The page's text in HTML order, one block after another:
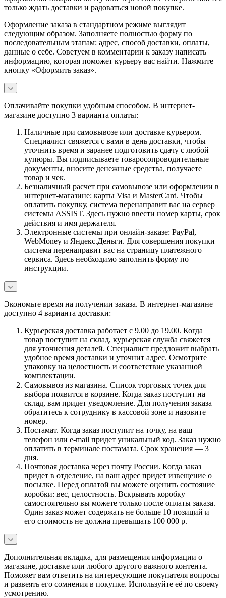
только ждать доставки и радоваться новой покупке.
Оформление заказа в стандартном режиме выглядит
следующим образом. Заполняете полностью форму по
последовательным этапам: адрес, способ доставки, оплаты,
данные о себе. Советуем в комментарии к заказу написать
информацию, которая поможет курьеру вас найти. Нажмите
кнопку «Оформить заказ».
Оплачивайте покупки удобным способом. В интернет-
магазине доступно 3 варианта оплаты:
Наличные при самовывозе или доставке курьером.
Специалист свяжется с вами в день доставки, чтобы
уточнить время и заранее подготовить сдачу с любой
купюры. Вы подписываете товаросопроводительные
документы, вносите денежные средства, получаете
товар и чек.
Безналичный расчет при самовывозе или оформлении в
интернет-магазине: карты Visa и MasterCard. Чтобы
оплатить покупку, система перенаправит вас на сервер
системы ASSIST. Здесь нужно ввести номер карты, срок
действия и имя держателя.
Электронные системы при онлайн-заказе: PayPal,
WebMoney и Яндекс.Деньги. Для совершения покупки
система перенаправит вас на страницу платежного
сервиса. Здесь необходимо заполнить форму по
инструкции.
Экономьте время на получении заказа. В интернет-магазине
доступно 4 варианта доставки:
Курьерская доставка работает с 9.00 до 19.00. Когда
товар поступит на склад, курьерская служба свяжется
для уточнения деталей. Специалист предложит выбрать
удобное время доставки и уточнит адрес. Осмотрите
упаковку на целостность и соответствие указанной
комплектации.
Самовывоз из магазина. Список торговых точек для
выбора появится в корзине. Когда заказ поступит на
склад, вам придет уведомление. Для получения заказа
обратитесь к сотруднику в кассовой зоне и назовите
номер.
Постамат. Когда заказ поступит на точку, на ваш
телефон или e-mail придет уникальный код. Заказ нужно
оплатить в терминале постамата. Срок хранения — 3
дня.
Почтовая доставка через почту России. Когда заказ
придет в отделение, на ваш адрес придет извещение о
посылке. Перед оплатой вы можете оценить состояние
коробки: вес, целостность. Вскрывать коробку
самостоятельно вы можете только после оплаты заказа.
Один заказ может содержать не больше 10 позиций и
его стоимость не должна превышать 100 000 р.
Дополнительная вкладка, для размещения информации о
магазине, доставке или любого другого важного контента.
Поможет вам ответить на интересующие покупателя вопросы
и развеять его сомнения в покупке. Используйте её по своему
усмотрению.